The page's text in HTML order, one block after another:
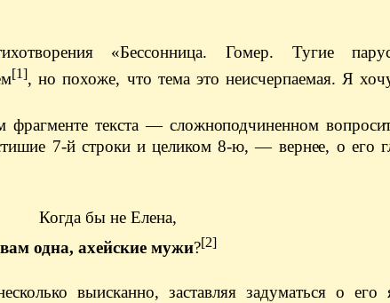
«Бессонница. Гомер. Тугие
[1], но похоже, что тема это неисчерпаемая. Я
фрагменте текста — сложноподчиненном
7-й стро­ки и целиком 8-ю, — вернее, о его
бы не Елена,
одна, ахейские мужи?[2]
выисканно, заставляя задуматься о